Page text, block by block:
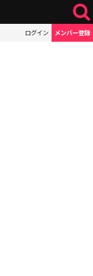
ログイン メンバー登録